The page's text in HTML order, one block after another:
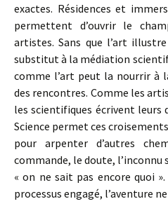
exactes. Résidences et
permettent d’ouvrir le
artistes. Sans que l’art
substitut à la médiation
comme l’art peut la nourrir à
des rencontres. Comme les
les scientifiques écrivent leurs
Science permet ces
pour arpenter d’autres
commande, le doute,
« on ne sait pas encore quoi
processus engagé, l’aventure